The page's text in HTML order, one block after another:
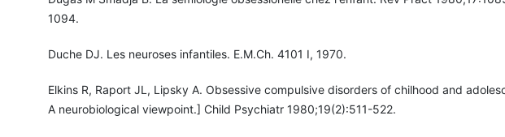
1094.
Duche DJ. Les neuroses infantiles. E.M.Ch. 4101 I, 1970.
Elkins R, Raport JL, Lipsky A. Obsessive compulsive disorders of chilhood and
A neurobiological viewpoint.] Child Psychiatr 1980;19(2):511-522.